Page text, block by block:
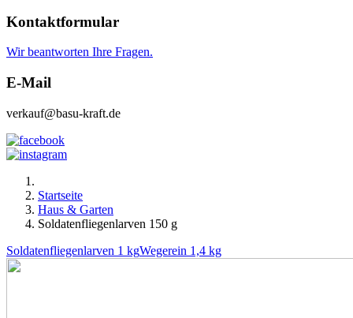
Kontaktformular
Wir beantworten Ihre Fragen.
E-Mail
verkauf@basu-kraft.de
Startseite
Haus & Garten
Soldatenfliegenlarven 150 g
Soldatenfliegenlarven 1 kgWegerein 1,4 kg